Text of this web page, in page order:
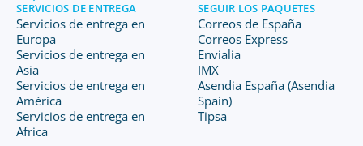
SERVICIOS DE ENTREGA
Servicios de entrega en
Europa
Servicios de entrega en
Asia
Servicios de entrega en
América
Servicios de entrega en
Africa
SEGUIR LOS PAQUETES
Correos de España
Correos Express
Envialia
IMX
Asendia España (Asendia
Spain)
Tipsa